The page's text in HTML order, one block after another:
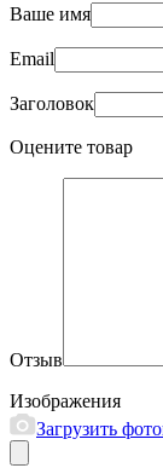
Ваше имя
Email
Заголовок
Оцените товар
Отзыв
Изображения
Загрузить